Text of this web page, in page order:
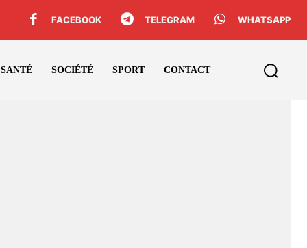
FACEBOOK TELEGRAM WHATSAPP
SANTÉ SOCIÉTÉ SPORT CONTACT